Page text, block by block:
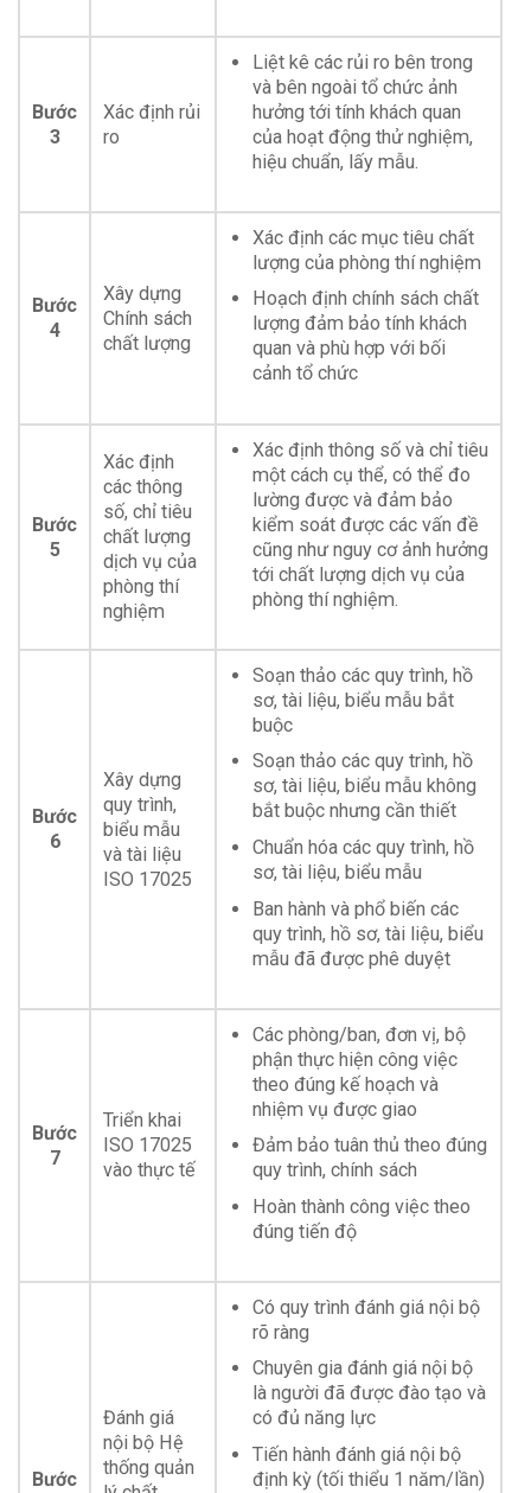
Bước
3
Xác định rủi
ro
Liệt kê các rủi ro bên trong
và bên ngoài tổ chức ảnh
hưởng tới tính khách quan
của hoạt động thử nghiệm,
hiệu chuẩn, lấy mẫu.
Bước
4
Xây dựng
Chính sách
chất lượng
Xác định các mục tiêu chất
lượng của phòng thí nghiệm
Hoạch định chính sách chất
lượng đảm bảo tính khách
quan và phù hợp với bối
cảnh tổ chức
Bước
5
Xác định
các thông
số, chỉ tiêu
chất lượng
dịch vụ của
phòng thí
nghiệm
Xác định thông số và chỉ tiêu
một cách cụ thể, có thể đo
lường được và đảm bảo
kiểm soát được các vấn đề
cũng như nguy cơ ảnh hưởng
tới chất lượng dịch vụ của
phòng thí nghiệm.
Bước
6
Xây dựng
quy trình,
biểu mẫu
và tài liệu
ISO 17025
Soạn thảo các quy trình, hồ
sơ, tài liệu, biểu mẫu bắt
buộc
Soạn thảo các quy trình, hồ
sơ, tài liệu, biểu mẫu không
bắt buộc nhưng cần thiết
Chuẩn hóa các quy trình, hồ
sơ, tài liệu, biểu mẫu
Ban hành và phổ biến các
quy trình, hồ sơ, tài liệu, biểu
mẫu đã được phê duyệt
Bước
7
Triển khai
ISO 17025
vào thực tế
Các phòng/ban, đơn vị, bộ
phận thực hiện công việc
theo đúng kế hoạch và
nhiệm vụ được giao
Đảm bảo tuân thủ theo đúng
quy trình, chính sách
Hoàn thành công việc theo
đúng tiến độ
Bước
Đánh giá
nội bộ Hệ
thống quản
Có quy trình đánh giá nội bộ
rõ ràng
Chuyên gia đánh giá nội bộ
là người đã được đào tạo và
có đủ năng lực
Tiến hành đánh giá nội bộ
định kỳ (tối thiểu 1 năm/lần)